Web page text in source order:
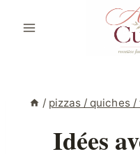
/ pizzas / quiches
Idées